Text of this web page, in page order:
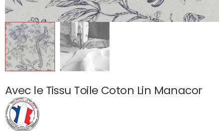
Avec le Tissu Toile Coton Lin Manacor